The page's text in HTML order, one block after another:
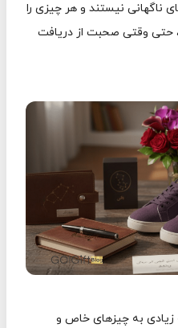
نیستند و هر چیزی را
حتی وقتی صحبت از دریافت
زیادی به چیزهای خاص و